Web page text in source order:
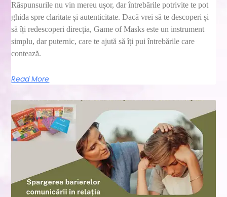
Răspunsurile nu vin mereu ușor, dar întrebările potrivite te pot
ghida spre claritate și autenticitate. Dacă vrei să te descoperi și
să îți redescoperi direcția, Game of Masks este un instrument
simplu, dar puternic, care te ajută să îți pui întrebările care
contează.
Read More